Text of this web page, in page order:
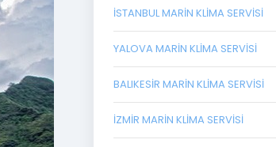
İSTANBUL MARIN KLIMA SERVISI
YALOVA MARIN KLIMA SERVISI
BALIKESIR MARIN KLIMA SERVISI
İZMIR MARIN KLIMA SERVISI